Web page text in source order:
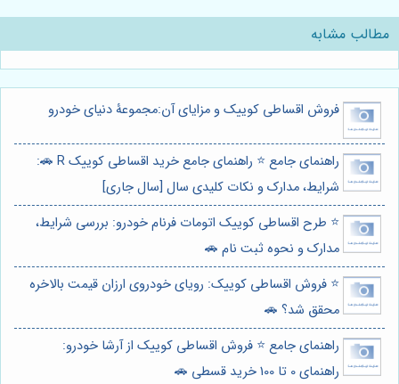
مطالب مشابه
فروش اقساطی کوییک و مزایای آن:مجموعۀ دنیای خودرو
راهنمای جامع ⭐️ راهنمای جامع خرید اقساطی کوییک R 🚗:
شرایط، مدارک و نکات کلیدی سال [سال جاری]
⭐️ طرح اقساطی کوییک اتومات فرنام خودرو: بررسی شرایط،
مدارک و نحوه ثبت نام 🚗
⭐️ فروش اقساطی کوییک: رویای خودروی ارزان قیمت بالاخره
محقق شد؟ 🚗
راهنمای جامع ⭐️ فروش اقساطی کوییک از آرشا خودرو:
راهنمای 0 تا 100 خرید قسطی 🚗